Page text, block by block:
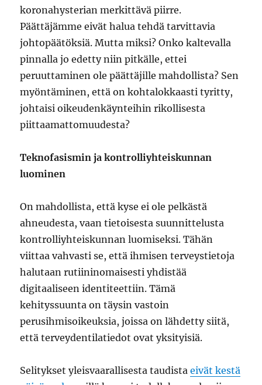
koronahysterian merkittävä piirre.
Päättäjämme eivät halua tehdä tarvittavia
johtopäätöksiä. Mutta miksi? Onko kaltevalla
pinnalla jo edetty niin pitkälle, ettei
peruuttaminen ole päättäjille mahdollista? Sen
myöntäminen, että on kohtalokkaasti tyritty,
johtaisi oikeudenkäynteihin rikollisesta
piittaamattomuudesta?
Teknofasismin ja kontrolliyhteiskunnan
luominen
On mahdollista, että kyse ei ole pelkästä
ahneudesta, vaan tietoisesta suunnittelusta
kontrolliyhteiskunnan luomiseksi. Tähän
viittaa vahvasti se, että ihmisen terveystietoja
halutaan rutiininomaisesti yhdistää
digitaaliseen identiteettiin. Tämä
kehityssuunta on täysin vastoin
perusihmisoikeuksia, joissa on lähdetty siitä,
että terveydentilatiedot ovat yksityisiä.
Selitykset yleisvaarallisesta taudistaeivät kestä